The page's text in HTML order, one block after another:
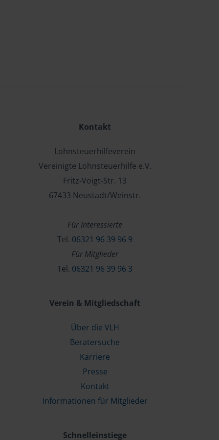
Kontakt
Lohnsteuerhilfeverein
Vereinigte Lohnsteuerhilfe e.V.
Fritz-Voigt-Str. 13
67433 Neustadt/Weinstr.
Für Interessierte
Tel. 06321 96 39 96 9
Für Mitglieder
Tel. 06321 96 39 96 3
Verein & Mitgliedschaft
Über die VLH
Beratersuche
Karriere
Presse
Kontakt
Informationen für Mitglieder
Schnelleinstiege